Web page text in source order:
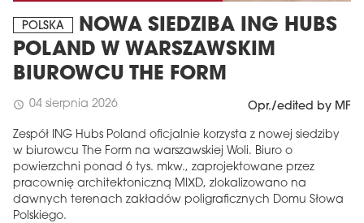
POLSKA
NOWA SIEDZIBA ING HUBS
POLAND W WARSZAWSKIM
BIUROWCU THE FORM
schedule 04 sierpnia 2026 Opr./edited by MF
Zespół ING Hubs Poland oficjalnie korzysta z nowej siedziby
w biurowcu The Form na warszawskiej Woli. Biuro o
powierzchni ponad 6 tys. mkw., zaprojektowane przez
pracownię architektoniczną MIXD, zlokalizowano na
dawnych terenach zakładów poligraficznych Domu Słowa
Polskiego.